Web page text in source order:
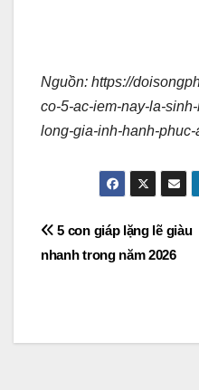
Nguồn: https://
co-5-ac-iem-nay-la-
long-gia-inh-hanh-phuc-
Post
navigation
5 con giáp lặng lẽ giàu
nhanh trong năm 2026